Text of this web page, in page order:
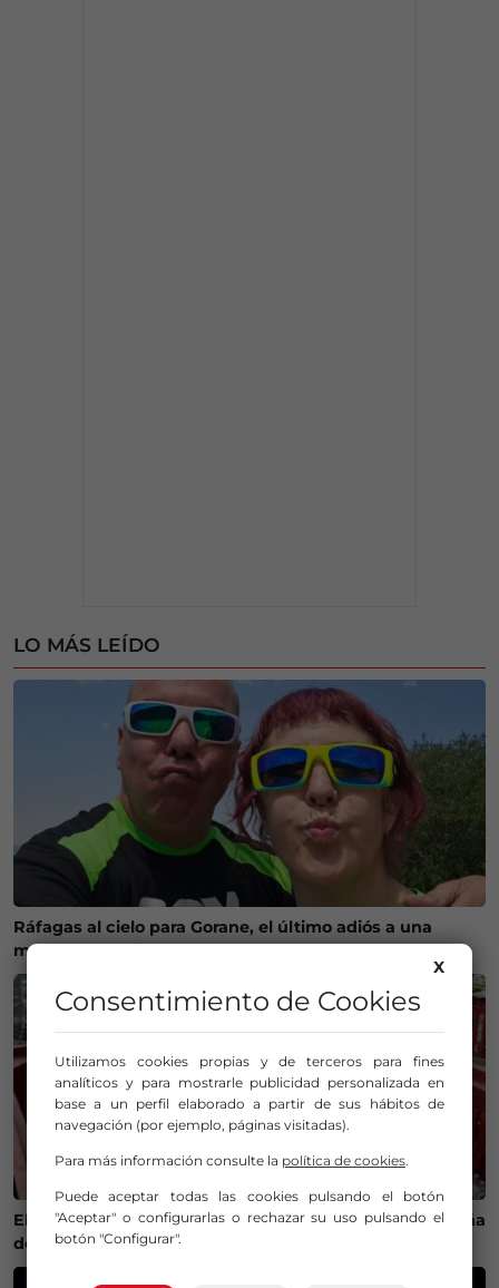
LO MÁS LEÍDO
Ráfagas al cielo para Gorane, el último adiós a una
motera que dejó huella en el mundo de las dos ruedas
El calor cambia la ruta del bonito y complica la campaña
de pesca en Euskadi
X
Consentimiento de Cookies
Utilizamos cookies propias y de terceros para fines
analíticos y para mostrarle publicidad personalizada en
base a un perfil elaborado a partir de sus hábitos de
navegación (por ejemplo, páginas visitadas).
Para más información consulte la política de cookies.
Puede aceptar todas las cookies pulsando el botón
"Aceptar" o configurarlas o rechazar su uso pulsando el
botón "Configurar".